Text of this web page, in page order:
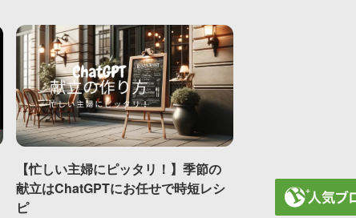
【忙しい主婦にピッタリ！】季節の
献立はChatGPTにお任せで時短レシ
ピ